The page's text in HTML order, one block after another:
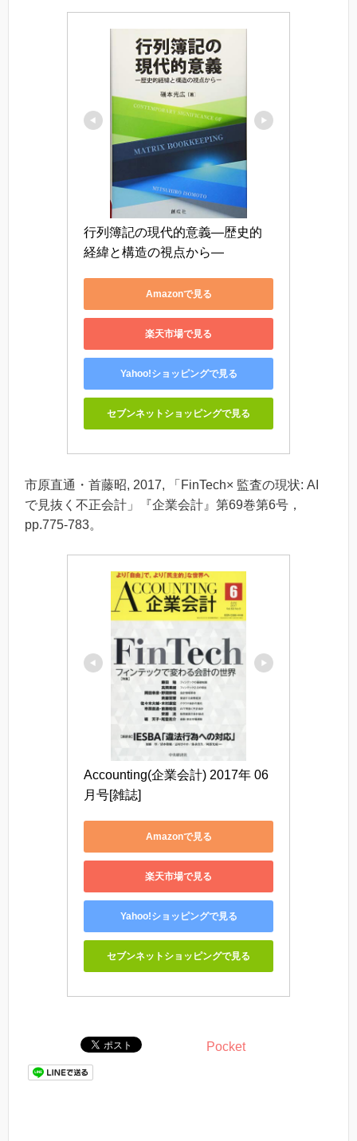
行列簿記の現代的意義―歴史的
経緯と構造の視点から―
Amazonで見る
楽天市場で見る
Yahoo!ショッピングで見る
セブンネットショッピングで見る
市原直通・首藤昭, 2017, 「FinTech× 監査の現状: AI
で見抜く不正会計」『企業会計』第69巻第6号，
pp.775-783。
Accounting(企業会計) 2017年 06
月号[雑誌]
Amazonで見る
楽天市場で見る
Yahoo!ショッピングで見る
セブンネットショッピングで見る
Pocket